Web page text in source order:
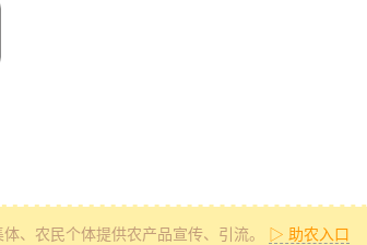
、农民个体提供农产品宣传、引流。 ▷ 助农入口